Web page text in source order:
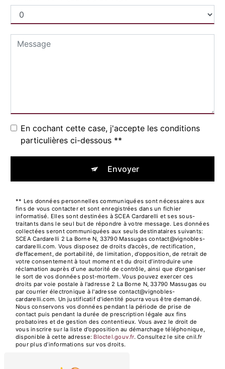
En cochant cette case, j'accepte les conditions
particulières ci-dessous **
Envoyer
** Les données personnelles communiquées sont nécessaires aux
fins de vous contacter et sont enregistrées dans un fichier
informatisé. Elles sont destinées à SCEA Cardarelli et ses sous-
traitants dans le seul but de répondre à votre message. Les données
collectées seront communiquées aux seuls destinataires suivants:
SCEA Cardarelli 2 La Borne N, 33790 Massugas contact@vignobles-
cardarelli.com. Vous disposez de droits d’accès, de rectification,
d’effacement, de portabilité, de limitation, d’opposition, de retrait de
votre consentement à tout moment et du droit d’introduire une
réclamation auprès d’une autorité de contrôle, ainsi que d’organiser
le sort de vos données post-mortem. Vous pouvez exercer ces
droits par voie postale à l'adresse 2 La Borne N, 33790 Massugas ou
par courrier électronique à l'adresse contact@vignobles-
cardarelli.com. Un justificatif d'identité pourra vous être demandé.
Nous conservons vos données pendant la période de prise de
contact puis pendant la durée de prescription légale aux fins
probatoires et de gestion des contentieux. Vous avez le droit de
vous inscrire sur la liste d'opposition au démarchage téléphonique,
disponible à cette adresse:
Bloctel.gouv.fr. Consultez le site cnil.fr
pour plus d’informations sur vos droits.